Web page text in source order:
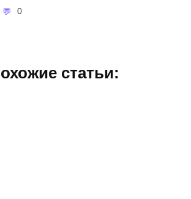
0
статьи: